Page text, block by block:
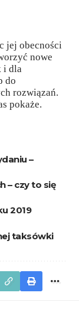
jej obecności
nowe
i dla
do
rozwiązań.
pokaże.
–
– czy to się
2019
taksówki